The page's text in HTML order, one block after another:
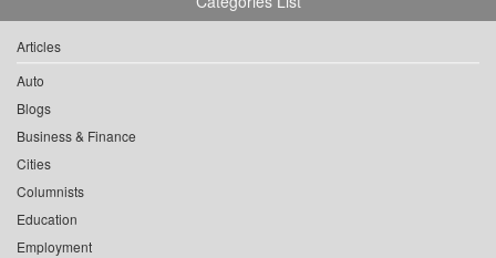
Articles
Auto
Blogs
Business & Finance
Cities
Columnists
Education
Employment